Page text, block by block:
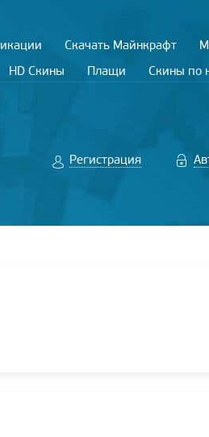
Скачать Майнкрафт
HD Скины Плащи Скины по
Регистрация